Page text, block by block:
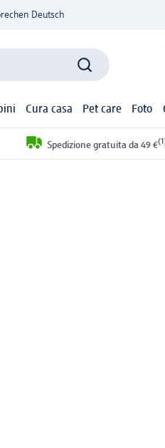
Deutsch
Cura casa Pet care Foto
Spedizione gratuita da 49 €